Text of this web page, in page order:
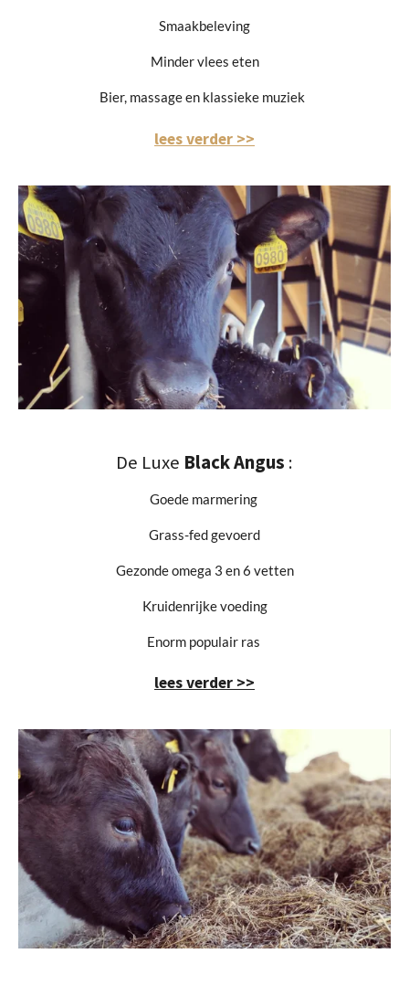
Smaakbeleving
Minder vlees eten
Bier, massage en klassieke muziek
lees verder >>
De Luxe Black Angus :
Goede marmering
Grass-fed gevoerd
Gezonde omega 3 en 6 vetten
Kruidenrijke voeding
Enorm populair ras
lees verder >>